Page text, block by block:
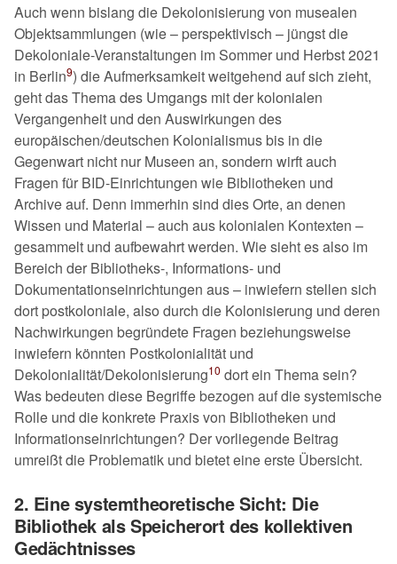
Auch wenn bislang die Dekolonisierung von musealen
Objektsammlungen (wie – perspektivisch – jüngst die
Dekoloniale-Veranstaltungen im Sommer und Herbst 2021
in Berlin9) die Aufmerksamkeit weitgehend auf sich zieht,
geht das Thema des Umgangs mit der kolonialen
Vergangenheit und den Auswirkungen des
europäischen/deutschen Kolonialismus bis in die
Gegenwart nicht nur Museen an, sondern wirft auch
Fragen für BID-Einrichtungen wie Bibliotheken und
Archive auf. Denn immerhin sind dies Orte, an denen
Wissen und Material – auch aus kolonialen Kontexten –
gesammelt und aufbewahrt werden. Wie sieht es also im
Bereich der Bibliotheks-, Informations- und
Dokumentationseinrichtungen aus – inwiefern stellen sich
dort postkoloniale, also durch die Kolonisierung und deren
Nachwirkungen begründete Fragen beziehungsweise
inwiefern könnten Postkolonialität und
Dekolonialität/Dekolonisierung10 dort ein Thema sein?
Was bedeuten diese Begriffe bezogen auf die systemische
Rolle und die konkrete Praxis von Bibliotheken und
Informationseinrichtungen? Der vorliegende Beitrag
umreißt die Problematik und bietet eine erste Übersicht.
2. Eine systemtheoretische Sicht: Die
Bibliothek als Speicherort des kollektiven
Gedächtnisses